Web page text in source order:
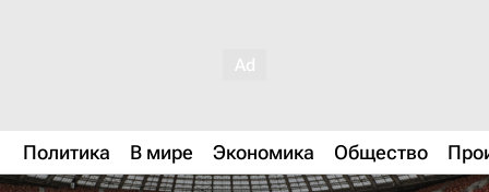
Политика В мире Экономика Общество